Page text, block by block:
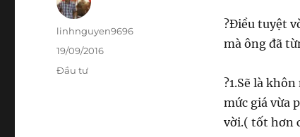
?Điều tuyệt
mà ông đã
?1.Sẽ là
mức giá vừa
vời.( tốt hơn
Author
linhnguyen9696
Posted
on
19/09/2016
Categories
Đầu tư